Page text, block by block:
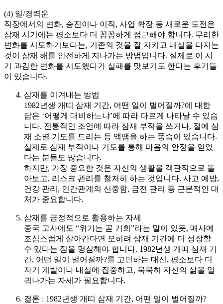
(4) 일/경력운
직장에서의 변화, 승진이나 이직, 사업 확장 등 새로운 도전은
삼재 시기에는 평소보다 더 꼼꼼하게 접근해야 합니다. 무리한
변화를 시도하기보다는, 기존의 것을 잘 지키고 내실을 다지는
것이 삼재 해를 안전하게 지나가는 방법입니다. 실제로 이 시
기 과감한 변화를 시도했다가 실패를 맛보기도 한다는 후기들
이 있습니다.
삼재를 이겨내는 방법
1982년생 개띠 삼재 기간, 어떤 일이 벌어질까?에 대한
답은 ‘어떻게 대비하느냐’에 따라 다르게 나타날 수 있습
니다. 전통적인 조언에 따라 삼재 부적을 쓰거나, 절에 삼
재 소멸 기도를 드리는 등 액땜을 하는 풍습이 있습니다.
실제로 삼재 부적이나 기도를 통해 마음의 안정을 얻었
다는 분들도 많습니다.
하지만, 가장 중요한 것은 자신의 생활을 객관적으로 돌
아보고, 리스크 관리를 철저히 하는 것입니다. 사고 예방,
건강 관리, 인간관계의 신중함, 금전 관리 등 근본적인 대
처가 중요합니다.
삼재를 긍정적으로 활용하는 자세
중국 고사에도 “위기는 곧 기회”라는 말이 있듯, 매사에
조심스럽게 살아간다면 오히려 삼재 기간에 더 성장할
수 있다는 점을 명심해야 합니다. 1982년생 개띠 삼재 기
간, 어떤 일이 벌어질까?를 고민하는 대신, 평소보다 더
자기 계발이나 내실에 집중하고, 묵묵히 자신의 삶을 일
궈나가는 자세가 필요합니다.
결론 : 1982년생 개띠 삼재 기간, 어떤 일이 벌어질까?